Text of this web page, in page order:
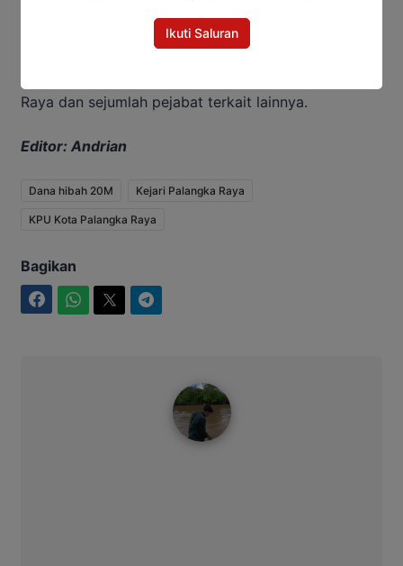
Raya dan sejumlah pejabat terkait lainnya.
Editor: Andrian
Dana hibah 20M Kejari Palangka Raya
KPU Kota Palangka Raya
Bagikan
Ikuti Saluran